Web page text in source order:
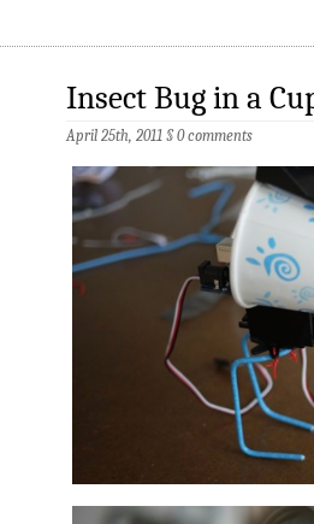
Insect Bug in a
April 25th, 2011 §0 comments